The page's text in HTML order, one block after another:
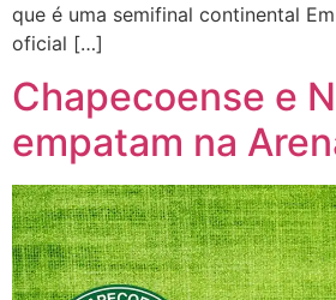
que é uma semifinal continental
oficial […]
Chapecoense e
empatam na